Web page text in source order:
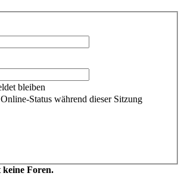
bleiben
Status während dieser Sitzung
keine Foren.